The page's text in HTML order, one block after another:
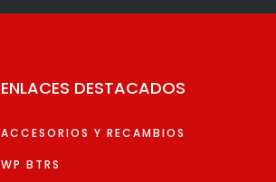
la
producto
ENLACES DESTACADOS
ACCESORIOS Y RECAMBIOS
WP BTRS